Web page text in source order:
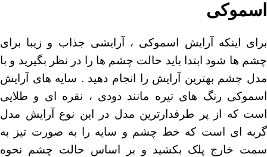
اسموکی
برای اینکه آرایش اسموکی ، آرایشی جذاب و زیبا برای
چشم ها شود ابتدا باید حالت چشم ها را در نظر بگیرید و با
مدل چشم بهترین آرایش را انجام دهید . سایه های آرایش
اسموکی رنگ های تیره مانند دودی ، نقره ای و طلایی
است که از پر طرفدارترین مدل در این نوع آرایش مدل
گربه ای است که خط چشم و سایه را به صورت تیز به
سمت خارج پلک بکشید و بر اساس حالت چشم نحوه